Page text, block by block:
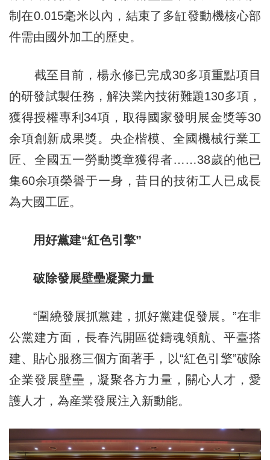
制在0.015毫米以內，結束了多缸發動機核心部
件需由國外加工的歷史。
截至目前，楊永修已完成30多項重點項目
的研發試製任務，解決業內技術難題130多項，
獲得授權專利34項，取得國家發明展金獎等30
余項創新成果獎。央企楷模、全國機械行業工
匠、全國五一勞動獎章獲得者……38歲的他已
集60余項榮譽于一身，昔日的技術工人已成長
為大國工匠。
用好黨建“紅色引擎”
破除發展壁壘凝聚力量
“圍繞發展抓黨建，抓好黨建促發展。”在非
公黨建方面，長春汽開區從鑄魂領航、平臺搭
建、貼心服務三個方面著手，以“紅色引擎”破除
企業發展壁壘，凝聚各方力量，關心人才，愛
護人才，為産業發展注入新動能。